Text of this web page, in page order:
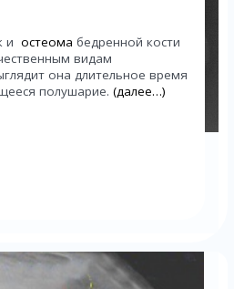
и остеома бедренной кости
видам
она длительное время
полушарие. (далее…)